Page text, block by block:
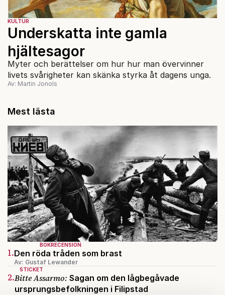
KULTUR
Underskatta inte gamla
hjältesagor
Myter och berättelser om hur hur man övervinner
livets svårigheter kan skänka styrka åt dagens unga.
Av: Martin Jonols
Mest lästa
BOKRECENSION
1.Den röda tråden som brast
Av: Gustaf Lewander
STICKET
2.Bitte Assarmo: Sagan om den lågbegåvade
ursprungsbefolkningen i Filipstad